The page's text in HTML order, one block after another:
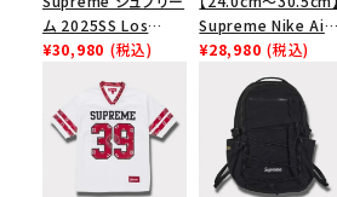
ム 2025SS Los
Angeles Fire Relief
イヤーリリーフボック
スロゴTシャツ ホワ
イト 白
¥30,980 (税込)
Supreme Nike Air
Force 1 Low シュプ
リーム ナイキエアフォ
ース１スニーカー シ
ューズ ホワイト
¥28,980 (税込)